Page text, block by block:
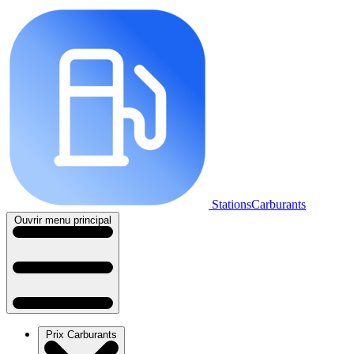
StationsCarburants
Ouvrir menu principal
Prix Carburants